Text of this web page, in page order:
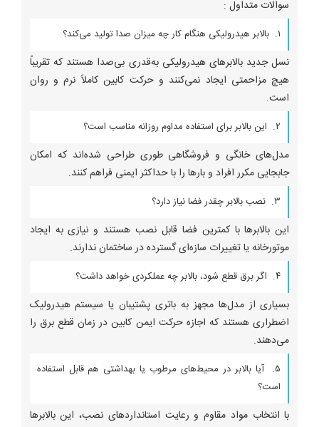
سوالات متداول :
۱. بالابر هیدرولیکی هنگام کار چه میزان صدا تولید می‌کند؟
نسل جدید بالابرهای هیدرولیکی به‌قدری بی‌صدا هستند که تقریباً
هیچ مزاحمتی ایجاد نمی‌کنند و حرکت کابین کاملاً نرم و روان
است.
۲. این بالابر برای استفاده مداوم روزانه مناسب است؟
مدل‌های خانگی و فروشگاهی طوری طراحی شده‌اند که امکان
جابجایی مکرر افراد و بارها را با حداکثر ایمنی فراهم کنند.
۳. نصب بالابر چقدر فضا نیاز دارد؟
این بالابرها با کمترین فضا قابل نصب هستند و نیازی به ایجاد
موتورخانه یا تغییرات سازه‌ای گسترده در ساختمان ندارند.
۴. اگر برق قطع شود، بالابر چه عملکردی خواهد داشت؟
بسیاری از مدل‌ها مجهز به باتری پشتیبان یا سیستم هیدرولیک
اضطراری هستند که اجازه حرکت ایمن کابین در زمان قطع برق را
می‌دهند.
۵. آیا بالابر در محیط‌های مرطوب یا بهداشتی هم قابل استفاده
است؟
با انتخاب مواد مقاوم و رعایت استانداردهای نصب، این بالابرها